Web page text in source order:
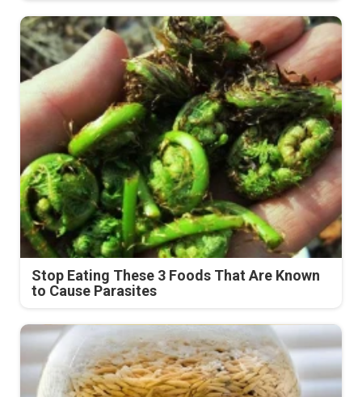
Stop Eating These 3 Foods That Are Known
to Cause Parasites